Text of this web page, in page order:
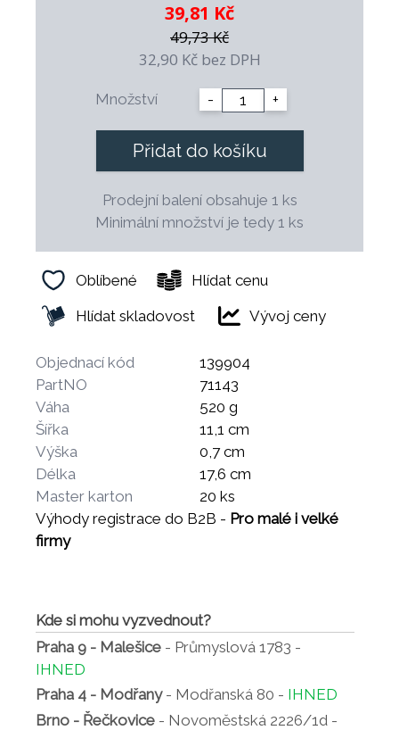
39,81 Kč
49,73 Kč
32,90 Kč bez DPH
Množství - +
Přidat do košíku
Prodejní balení obsahuje 1 ks
Minimální množství je tedy 1 ks
Oblíbené
Hlídat cenu
Hlídat skladovost
Vývoj ceny
Objednací kód
139904
PartNO
71143
Váha
520 g
Šířka
11,1 cm
Výška
0,7 cm
Délka
17,6 cm
Master karton
20 ks
Výhody registrace do B2B - Pro malé i velké
firmy
Kde si mohu vyzvednout?
Praha 9 - Malešice - Průmyslová 1783 -
IHNED
Praha 4 - Modřany- Modřanská 80 - IHNED
Brno - Řečkovice - Novoměstská 2226/1d -